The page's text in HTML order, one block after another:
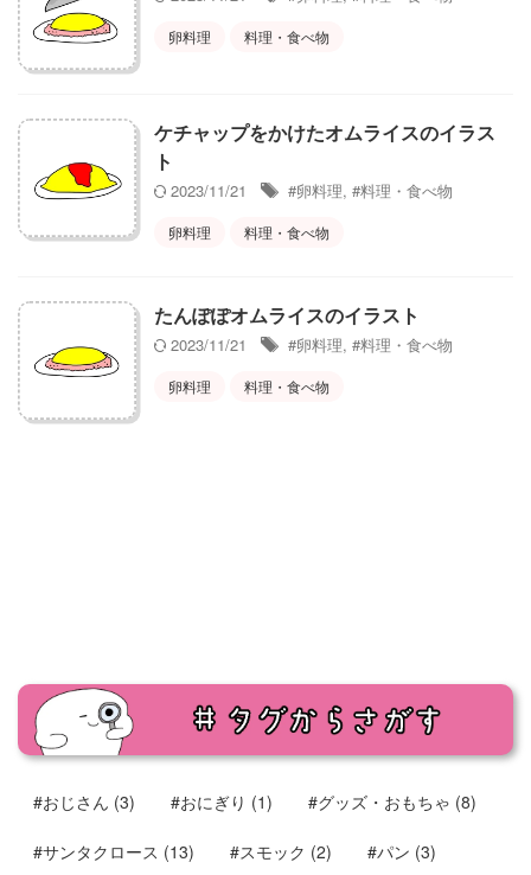
卵料理 料理・食べ物
ケチャップをかけたオムライスのイラス
ト
2023/11/21 #卵料理, #料理・食べ物
卵料理 料理・食べ物
たんぽぽオムライスのイラスト
2023/11/21 #卵料理, #料理・食べ物
卵料理 料理・食べ物
#おじさん (3) #おにぎり (1) #グッズ・おもちゃ (8)
#サンタクロース (13) #スモック (2) #パン (3)